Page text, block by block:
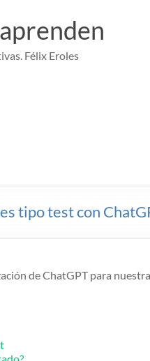
Félix Eroles
tipo test con
de ChatGPT para